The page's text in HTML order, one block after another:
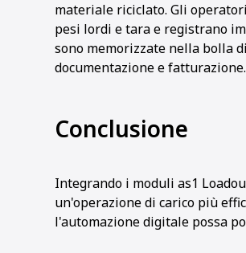
materiale riciclato. Gli
pesi lordi e tara e registrano
sono memorizzate nella bolla
documentazione e fatturazione.
Conclusione
Integrando i moduli as1
un'operazione di carico più
l'automazione digitale possa